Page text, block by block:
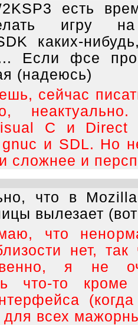
есть
игру
каких-
Если фсе
(надеюсь)
сейчас
C и Direct
и SDL. Но
сложнее и
что в
вылезает
что
нет,
я не
что-то
для всех